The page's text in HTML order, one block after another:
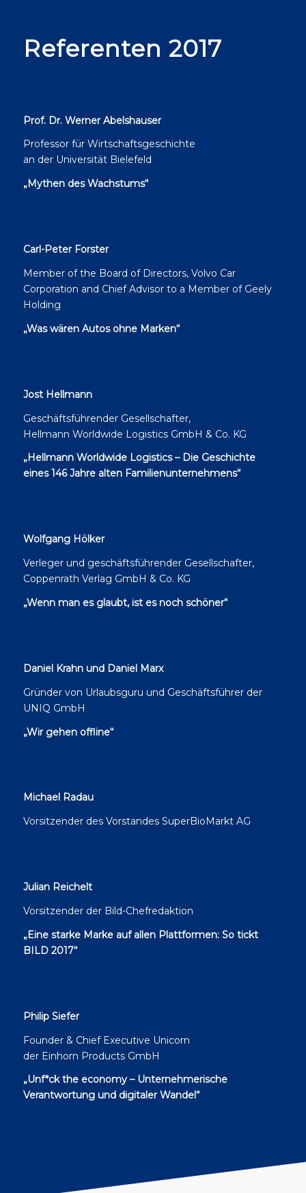
Referenten 2017
Prof. Dr. Werner Abelshauser
Professor für Wirtschaftsgeschichte
an der Universität Bielefeld
„Mythen des Wachstums“
Carl-Peter Forster
Member of the Board of Directors, Volvo Car
Corporation and Chief Advisor to a Member of Geely
Holding
„Was wären Autos ohne Marken“
Jost Hellmann
Geschäftsführender Gesellschafter,
Hellmann Worldwide Logistics GmbH & Co. KG
„Hellmann Worldwide Logistics – Die Geschichte
eines 146 Jahre alten Familienunternehmens“
Wolfgang Hölker
Verleger und geschäftsführender Gesellschafter,
Coppenrath Verlag GmbH & Co. KG
„Wenn man es glaubt, ist es noch schöner“
Daniel Krahn und Daniel Marx
Gründer von Urlaubsguru und Geschäftsführer der
UNIQ GmbH
„Wir gehen offline“
Michael Radau
Vorsitzender des Vorstandes SuperBioMarkt AG
Julian Reichelt
Vorsitzender der Bild-Chefredaktion
„Eine starke Marke auf allen Plattformen: So tickt
BILD 2017“
Philip Siefer
Founder & Chief Executive Unicorn
der Einhorn Products GmbH
„Unf*ck the economy – Unternehmerische
Verantwortung und digitaler Wandel“